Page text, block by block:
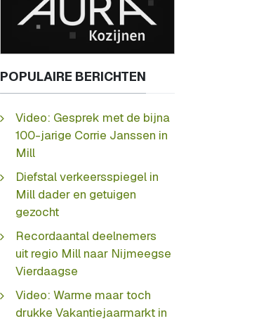
POPULAIRE BERICHTEN
Video: Gesprek met de bijna
100-jarige Corrie Janssen in
Mill
Diefstal verkeersspiegel in
Mill dader en getuigen
gezocht
Recordaantal deelnemers
uit regio Mill naar Nijmeegse
Vierdaagse
Video: Warme maar toch
drukke Vakantiejaarmarkt in